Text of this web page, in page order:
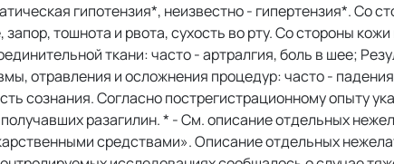
гипотензия*, неизвестно - гипертензия*. Со
тошнота и рвота, сухость во рту. Со стороны
ткани: часто - артралгия, боль в шее;
отравления и осложнения процедур: часто -
сознания. Согласно пострегистрационному опыту
разагилин. * - См. описание отдельных
средствами». Описание отдельных